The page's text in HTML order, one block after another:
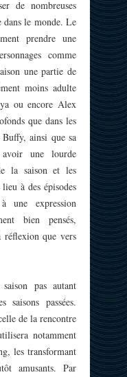
de nombreuses
dans le monde. Le
prendre une
comme
une partie de
moins adulte
ou encore Alex
que dans les
Buffy, ainsi que sa
une lourde
la saison et les
à des épisodes
une expression
bien pensés,
réflexion que vers
pas autant
saisons passées.
de la rencontre
notamment
les transformant
amusants. Par